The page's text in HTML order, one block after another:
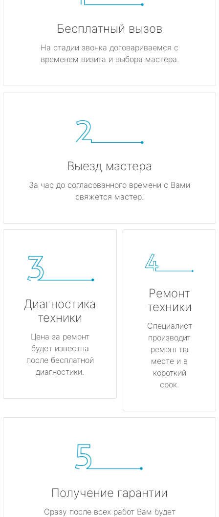
Бесплатный вызов
На стадии звонка договариваемся с
временем визита и выбора мастера.
Выезд мастера
За час до согласованного времени с Вами
свяжется мастер.
Диагностика
техники
Цена за ремонт
будет известна
после бесплатной
диагностики.
Ремонт
техники
Специалист
производит
ремонт на
месте и в
короткий
срок.
Получение гарантии
Сразу после всех работ Вам будет